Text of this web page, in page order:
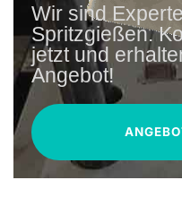
Wir sind
Spritzgießen.
jetzt und
Angebot!